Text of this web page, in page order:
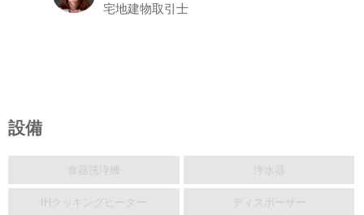
宅地建物取引士
設備
食器洗浄機 浄水器
IHクッキングヒーター ディスポーザー